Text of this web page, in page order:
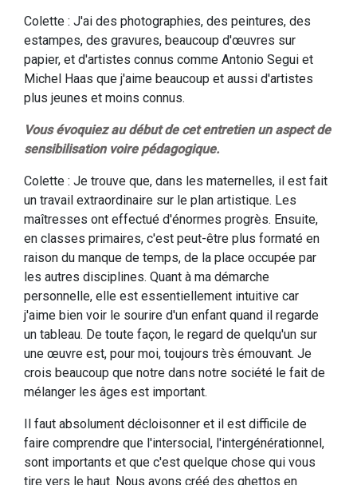
Colette : J'ai des photographies, des peintures, des
estampes, des gravures, beaucoup d'œuvres sur
papier, et d'artistes connus comme Antonio Segui et
Michel Haas que j'aime beaucoup et aussi d'artistes
plus jeunes et moins connus.
Vous évoquiez au début de cet entretien un aspect de
sensibilisation voire pédagogique.
Colette : Je trouve que, dans les maternelles, il est fait
un travail extraordinaire sur le plan artistique. Les
maîtresses ont effectué d'énormes progrès. Ensuite,
en classes primaires, c'est peut-être plus formaté en
raison du manque de temps, de la place occupée par
les autres disciplines. Quant à ma démarche
personnelle, elle est essentiellement intuitive car
j'aime bien voir le sourire d'un enfant quand il regarde
un tableau. De toute façon, le regard de quelqu'un sur
une œuvre est, pour moi, toujours très émouvant. Je
crois beaucoup que notre dans notre société le fait de
mélanger les âges est important.
Il faut absolument décloisonner et il est difficile de
faire comprendre que l'intersocial, l'intergénérationnel,
sont importants et que c'est quelque chose qui vous
tire vers le haut. Nous avons créé des ghettos en